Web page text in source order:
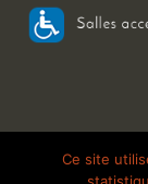
Copyright 2026
Ce site